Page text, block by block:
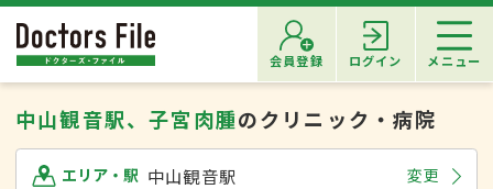
会員登録 ログイン メニュー
中山観音駅、子宮肉腫のクリニック・病院
エリア・駅 中山観音駅 変更